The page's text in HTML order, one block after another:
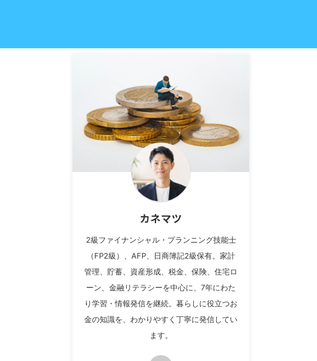
カネマツ
2級ファイナンシャル・プランニング技能士
（FP2級）、AFP、日商簿記2級保有。家計
管理、貯蓄、資産形成、税金、保険、住宅ロ
ーン、金融リテラシーを中心に、7年にわた
り学習・情報発信を継続。暮らしに役立つお
金の知識を、わかりやすく丁寧に発信してい
ます。